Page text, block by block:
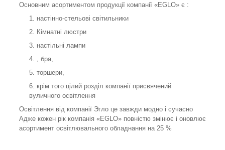
Основним асортиментом продукції компанії «EGLO» є :
настінно-стельові світильники
Кімнатні люстри
настільні лампи
, бра,
торшери,
крім того цілий розділ компанії присвячений
вуличного освітлення
Освітлення від компанії Эгло це завжди модно і сучасно
Адже кожен рік компанія «EGLO» повністю змінює і оновлює
асортимент освітлювального обладнання на 25 %